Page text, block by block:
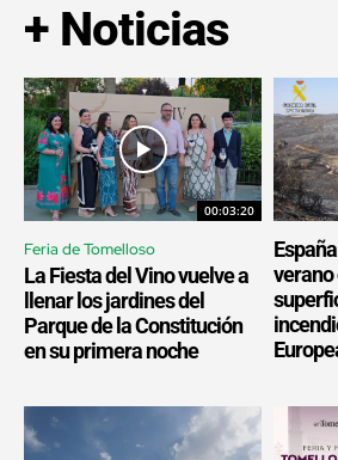
+ Noticias
00:03:20
Feria de Tomelloso
La Fiesta del Vino vuelve a
llenar los jardines del
Parque de la Constitución
en su primera noche
verano